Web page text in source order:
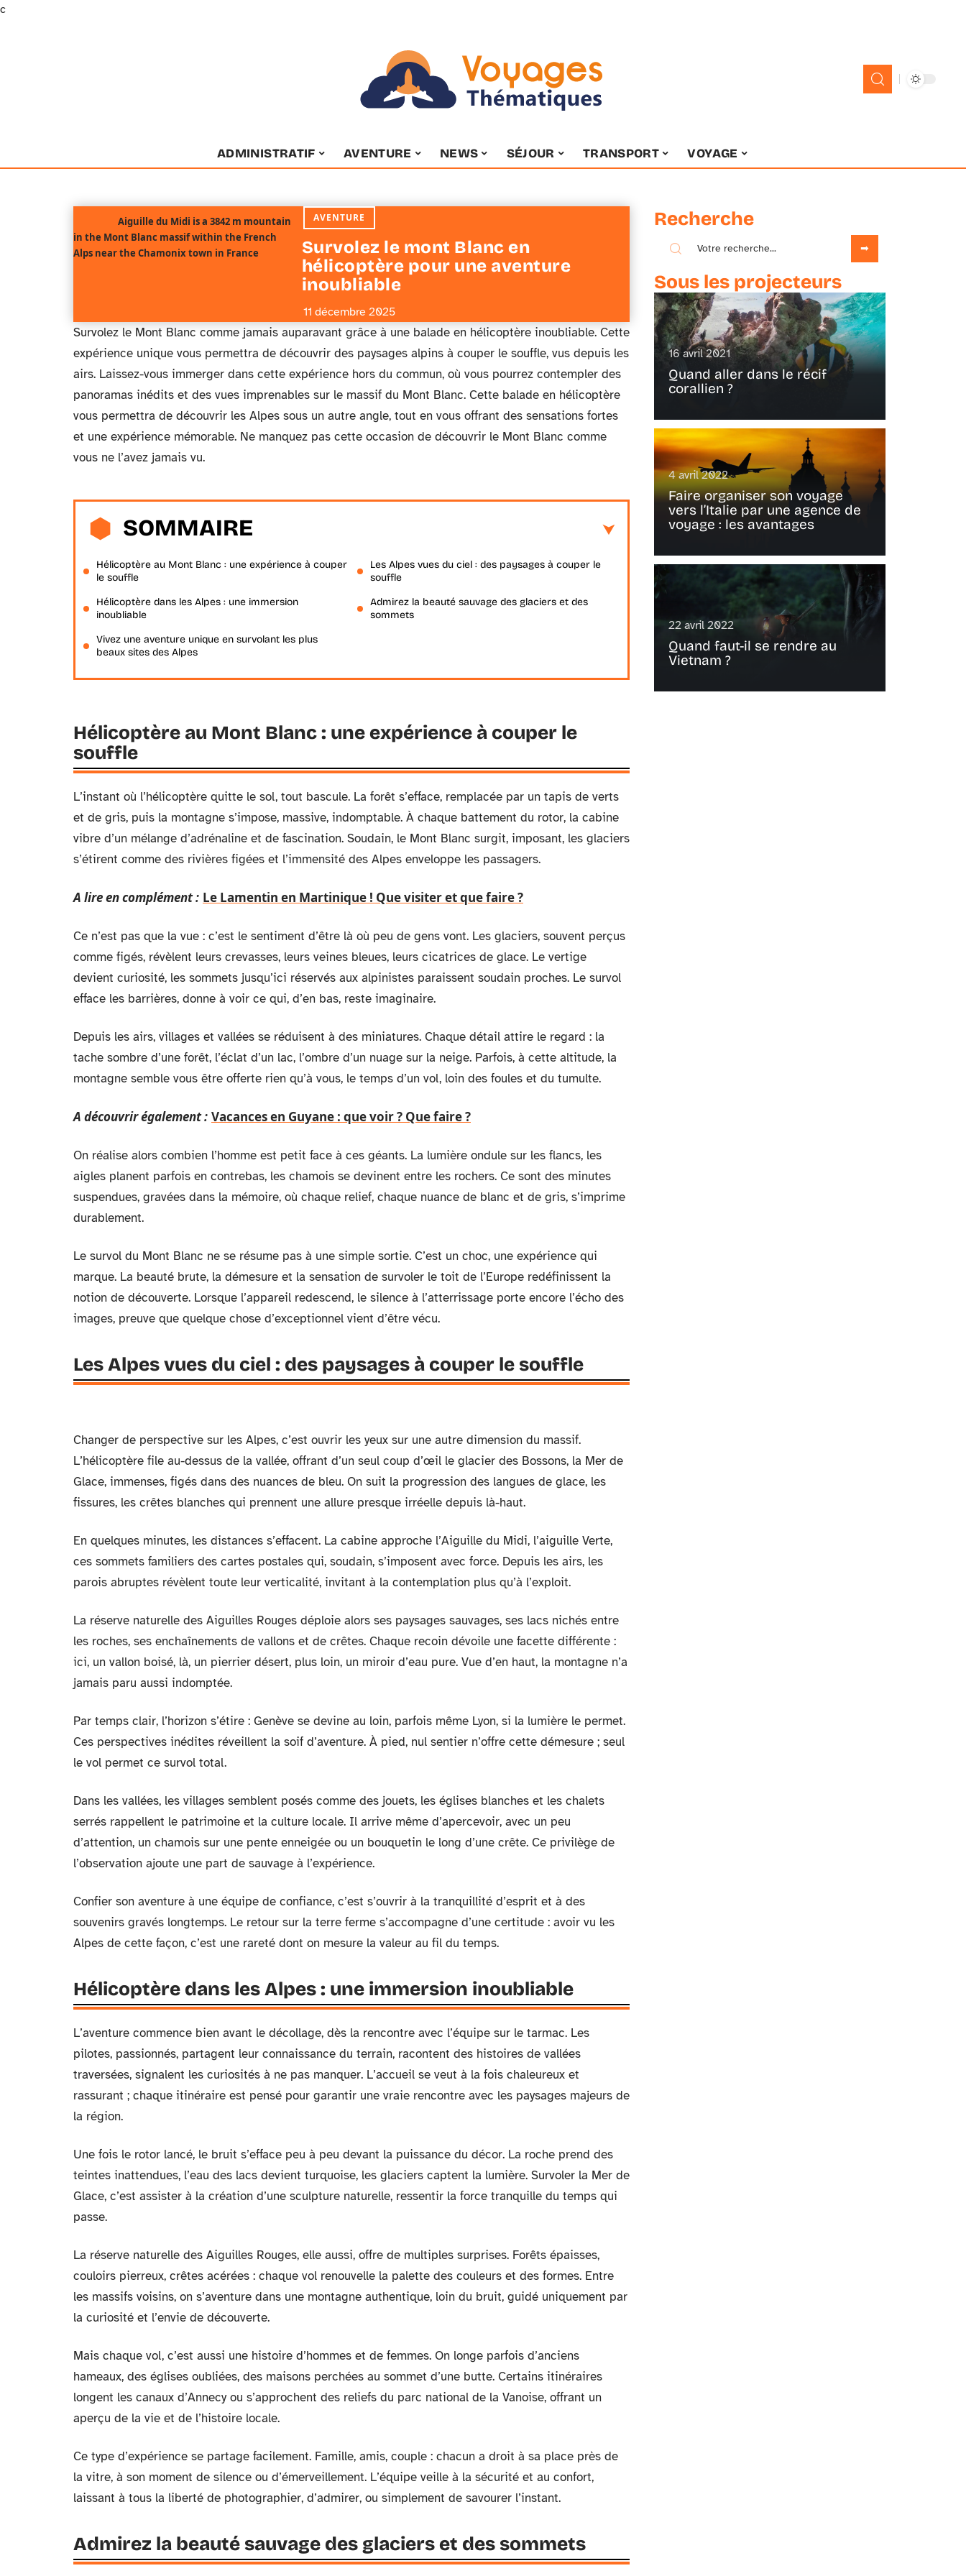
c
ADMINISTRATIF AVENTURE NEWS SÉJOUR TRANSPORT VOYAGE
Aiguille du Midi is a 3842 m mountain
in the Mont Blanc massif within the French
Alps near the Chamonix town in France
AVENTURE
Survolez le mont Blanc en
hélicoptère pour une aventure
inoubliable
11 décembre 2025
Survolez le Mont Blanc comme jamais auparavant grâce à une balade en hélicoptère inoubliable. Cette
expérience unique vous permettra de découvrir des paysages alpins à couper le souffle, vus depuis les
airs. Laissez-vous immerger dans cette expérience hors du commun, où vous pourrez contempler des
panoramas inédits et des vues imprenables sur le massif du Mont Blanc. Cette balade en hélicoptère
vous permettra de découvrir les Alpes sous un autre angle, tout en vous offrant des sensations fortes
et une expérience mémorable. Ne manquez pas cette occasion de découvrir le Mont Blanc comme
vous ne l’avez jamais vu.
SOMMAIRE
Hélicoptère au Mont Blanc : une expérience à couper
le souffle
Les Alpes vues du ciel : des paysages à couper le
souffle
Hélicoptère dans les Alpes : une immersion
inoubliable
Admirez la beauté sauvage des glaciers et des
sommets
Vivez une aventure unique en survolant les plus
beaux sites des Alpes
Hélicoptère au Mont Blanc : une expérience à couper le
souffle
L’instant où l’hélicoptère quitte le sol, tout bascule. La forêt s’efface, remplacée par un tapis de verts
et de gris, puis la montagne s’impose, massive, indomptable. À chaque battement du rotor, la cabine
vibre d’un mélange d’adrénaline et de fascination. Soudain, le Mont Blanc surgit, imposant, les glaciers
s’étirent comme des rivières figées et l’immensité des Alpes enveloppe les passagers.
A lire en complément : Le Lamentin en Martinique ! Que visiter et que faire ?
Ce n’est pas que la vue : c’est le sentiment d’être là où peu de gens vont. Les glaciers, souvent perçus
comme figés, révèlent leurs crevasses, leurs veines bleues, leurs cicatrices de glace. Le vertige
devient curiosité, les sommets jusqu’ici réservés aux alpinistes paraissent soudain proches. Le survol
efface les barrières, donne à voir ce qui, d’en bas, reste imaginaire.
Depuis les airs, villages et vallées se réduisent à des miniatures. Chaque détail attire le regard : la
tache sombre d’une forêt, l’éclat d’un lac, l’ombre d’un nuage sur la neige. Parfois, à cette altitude, la
montagne semble vous être offerte rien qu’à vous, le temps d’un vol, loin des foules et du tumulte.
A découvrir également : Vacances en Guyane : que voir ? Que faire ?
On réalise alors combien l’homme est petit face à ces géants. La lumière ondule sur les flancs, les
aigles planent parfois en contrebas, les chamois se devinent entre les rochers. Ce sont des minutes
suspendues, gravées dans la mémoire, où chaque relief, chaque nuance de blanc et de gris, s’imprime
durablement.
Le survol du Mont Blanc ne se résume pas à une simple sortie. C’est un choc, une expérience qui
marque. La beauté brute, la démesure et la sensation de survoler le toit de l’Europe redéfinissent la
notion de découverte. Lorsque l’appareil redescend, le silence à l’atterrissage porte encore l’écho des
images, preuve que quelque chose d’exceptionnel vient d’être vécu.
Les Alpes vues du ciel : des paysages à couper le souffle
Changer de perspective sur les Alpes, c’est ouvrir les yeux sur une autre dimension du massif.
L’hélicoptère file au-dessus de la vallée, offrant d’un seul coup d’œil le glacier des Bossons, la Mer de
Glace, immenses, figés dans des nuances de bleu. On suit la progression des langues de glace, les
fissures, les crêtes blanches qui prennent une allure presque irréelle depuis là-haut.
En quelques minutes, les distances s’effacent. La cabine approche l’Aiguille du Midi, l’aiguille Verte,
ces sommets familiers des cartes postales qui, soudain, s’imposent avec force. Depuis les airs, les
parois abruptes révèlent toute leur verticalité, invitant à la contemplation plus qu’à l’exploit.
La réserve naturelle des Aiguilles Rouges déploie alors ses paysages sauvages, ses lacs nichés entre
les roches, ses enchaînements de vallons et de crêtes. Chaque recoin dévoile une facette différente :
ici, un vallon boisé, là, un pierrier désert, plus loin, un miroir d’eau pure. Vue d’en haut, la montagne n’a
jamais paru aussi indomptée.
Par temps clair, l’horizon s’étire : Genève se devine au loin, parfois même Lyon, si la lumière le permet.
Ces perspectives inédites réveillent la soif d’aventure. À pied, nul sentier n’offre cette démesure ; seul
le vol permet ce survol total.
Dans les vallées, les villages semblent posés comme des jouets, les églises blanches et les chalets
serrés rappellent le patrimoine et la culture locale. Il arrive même d’apercevoir, avec un peu
d’attention, un chamois sur une pente enneigée ou un bouquetin le long d’une crête. Ce privilège de
l’observation ajoute une part de sauvage à l’expérience.
Confier son aventure à une équipe de confiance, c’est s’ouvrir à la tranquillité d’esprit et à des
souvenirs gravés longtemps. Le retour sur la terre ferme s’accompagne d’une certitude : avoir vu les
Alpes de cette façon, c’est une rareté dont on mesure la valeur au fil du temps.
Hélicoptère dans les Alpes : une immersion inoubliable
L’aventure commence bien avant le décollage, dès la rencontre avec l’équipe sur le tarmac. Les
pilotes, passionnés, partagent leur connaissance du terrain, racontent des histoires de vallées
traversées, signalent les curiosités à ne pas manquer. L’accueil se veut à la fois chaleureux et
rassurant ; chaque itinéraire est pensé pour garantir une vraie rencontre avec les paysages majeurs de
la région.
Une fois le rotor lancé, le bruit s’efface peu à peu devant la puissance du décor. La roche prend des
teintes inattendues, l’eau des lacs devient turquoise, les glaciers captent la lumière. Survoler la Mer de
Glace, c’est assister à la création d’une sculpture naturelle, ressentir la force tranquille du temps qui
passe.
La réserve naturelle des Aiguilles Rouges, elle aussi, offre de multiples surprises. Forêts épaisses,
couloirs pierreux, crêtes acérées : chaque vol renouvelle la palette des couleurs et des formes. Entre
les massifs voisins, on s’aventure dans une montagne authentique, loin du bruit, guidé uniquement par
la curiosité et l’envie de découverte.
Mais chaque vol, c’est aussi une histoire d’hommes et de femmes. On longe parfois d’anciens
hameaux, des églises oubliées, des maisons perchées au sommet d’une butte. Certains itinéraires
longent les canaux d’Annecy ou s’approchent des reliefs du parc national de la Vanoise, offrant un
aperçu de la vie et de l’histoire locale.
Ce type d’expérience se partage facilement. Famille, amis, couple : chacun a droit à sa place près de
la vitre, à son moment de silence ou d’émerveillement. L’équipe veille à la sécurité et au confort,
laissant à tous la liberté de photographier, d’admirer, ou simplement de savourer l’instant.
Admirez la beauté sauvage des glaciers et des sommets
Recherche
Sous les projecteurs
16 avril 2021
Quand aller dans le récif
corallien ?
4 avril 2022
Faire organiser son voyage
vers l’Italie par une agence de
voyage : les avantages
22 avril 2022
Quand faut-il se rendre au
Vietnam ?